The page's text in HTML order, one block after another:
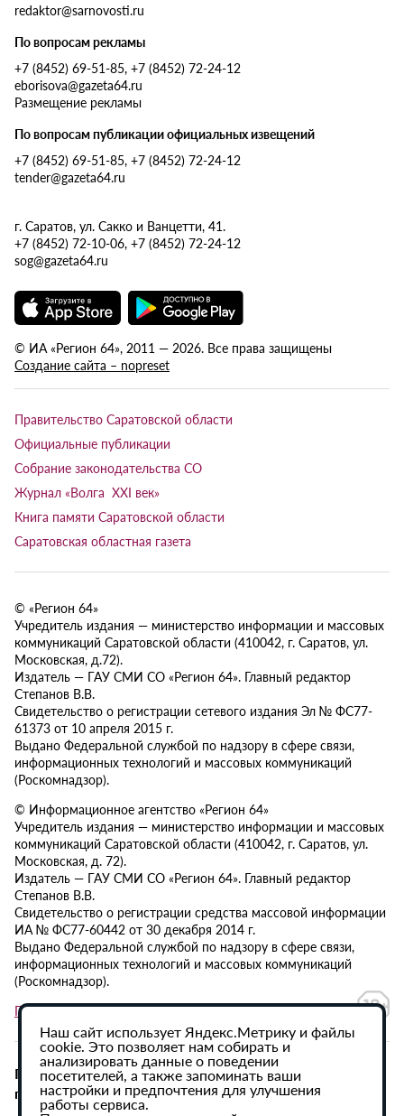
redaktor@sarnovosti.ru
По вопросам рекламы
+7 (8452) 69-51-85, +7 (8452) 72-24-12
eborisova@gazeta64.ru
Размещение рекламы
По вопросам публикации официальных извещений
+7 (8452) 69-51-85, +7 (8452) 72-24-12
tender@gazeta64.ru
г. Саратов, ул. Сакко и Ванцетти, 41.
+7 (8452) 72-10-06, +7 (8452) 72-24-12
sog@gazeta64.ru
© ИА «Регион 64», 2011 — 2026. Все права защищены
Создание сайта – nopreset
Правительство Саратовской области
Официальные публикации
Собрание законодательства СО
Журнал «Волга XXI век»
Книга памяти Саратовской области
Саратовская областная газета
© «Регион 64»
Учредитель издания — министерство информации и массовых
коммуникаций Саратовской области (410042, г. Саратов, ул.
Московская, д.72).
Издатель — ГАУ СМИ СО «Регион 64». Главный редактор
Степанов В.В.
Свидетельство о регистрации сетевого издания Эл № ФС77-
61373 от 10 апреля 2015 г.
Выдано Федеральной службой по надзору в сфере связи,
информационных технологий и массовых коммуникаций
(Роскомнадзор).
© Информационное агентство «Регион 64»
Учредитель издания — министерство информации и массовых
коммуникаций Саратовской области (410042, г. Саратов, ул.
Московская, д. 72).
Издатель — ГАУ СМИ СО «Регион 64». Главный редактор
Степанов В.В.
Свидетельство о регистрации средства массовой информации
ИА № ФС77-60442 от 30 декабря 2014 г.
Выдано Федеральной службой по надзору в сфере связи,
информационных технологий и массовых коммуникаций
(Роскомнадзор).
Политика в отношении обработки персональных данных
При использовании материалов сайта активная
гиперссылка на ИА «Регион 64» обязательна.
Наш сайт использует Яндекс.Метрику и файлы
cookie. Это позволяет нам собирать и
анализировать данные о поведении
посетителей, а также запоминать ваши
настройки и предпочтения для улучшения
работы сервиса.